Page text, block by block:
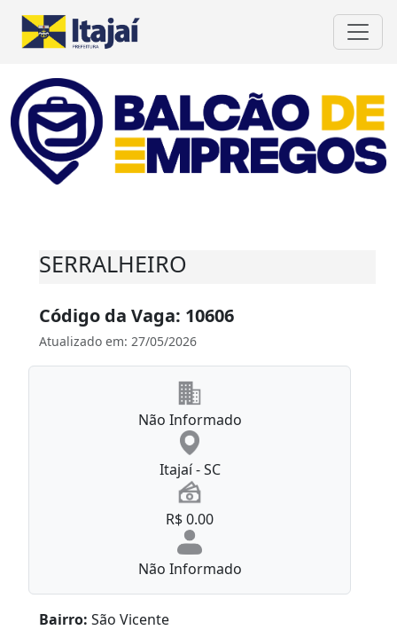
SERRALHEIRO
Código da Vaga: 10606
Atualizado em: 27/05/2026
Não Informado
Itajaí - SC
R$ 0.00
Não Informado
Bairro: São Vicente